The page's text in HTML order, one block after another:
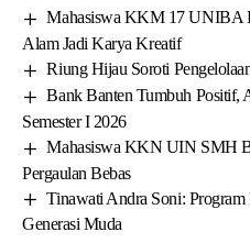
Mahasiswa KKM 17 UNIBA
Alam Jadi Karya Kreatif
Riung Hijau Soroti
Bank Banten Tumbuh Positif,
Semester I 2026
Mahasiswa KKN UIN SMH
Pergaulan Bebas
Tinawati Andra Soni:
Generasi Muda